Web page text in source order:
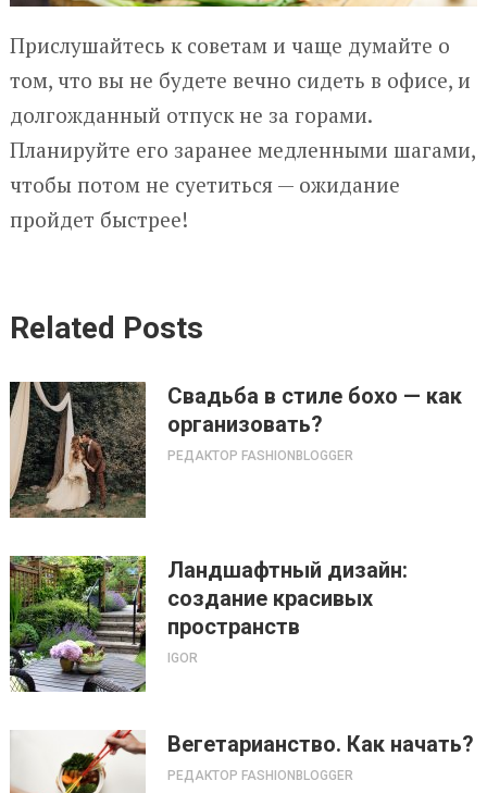
Прислушайтесь к советам и чаще думайте о
том, что вы не будете вечно сидеть в офисе, и
долгожданный отпуск не за горами.
Планируйте его заранее медленными шагами,
чтобы потом не суетиться — ожидание
пройдет быстрее!
Related Posts
Свадьба в стиле бохо — как
организовать?
РЕДАКТОР FASHIONBLOGGER
Ландшафтный дизайн:
создание красивых
пространств
IGOR
Вегетарианство. Как начать?
РЕДАКТОР FASHIONBLOGGER